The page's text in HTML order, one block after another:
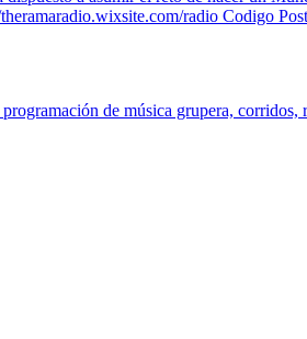
radio Codigo
de música grupera,